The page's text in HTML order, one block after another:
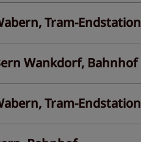
Tram-Endstation
Wankdorf, Bahnhof
Tram-Endstation